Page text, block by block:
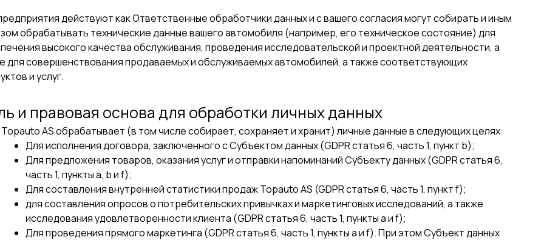
действуют как Ответственные обработчики данных и с вашего согласия могут собирать и иным
обрабатывать технические данные вашего автомобиля (например, его техническое состояние) для
высокого качества обслуживания, проведения исследовательской и проектной деятельности, а
для совершенствования продаваемых и обслуживаемых автомобилей, а также соответствующих
и услуг.
и правовая основа для обработки личных данных
Topauto AS обрабатывает (в том числе собирает, сохраняет и хранит) личные данные в следующих целях:
Для исполнения договора, заключенного с Субъектом данных (GDPR статья 6, часть 1, пункт b);
Для предложения товаров, оказания услуг и отправки напоминаний Субъекту данных (GDPR статья 6,
часть 1, пункты a, b и f);
Для составления внутренней статистики продаж Topauto AS (GDPR статья 6, часть 1, пункт f);
для составления опросов о потребительских привычках и маркетинговых исследований, а также
исследования удовлетворенности клиента (GDPR статья 6, часть 1, пункты a и f);
Для проведения прямого маркетинга (GDPR статья 6, часть 1, пункты a и f). При этом Субъект данных